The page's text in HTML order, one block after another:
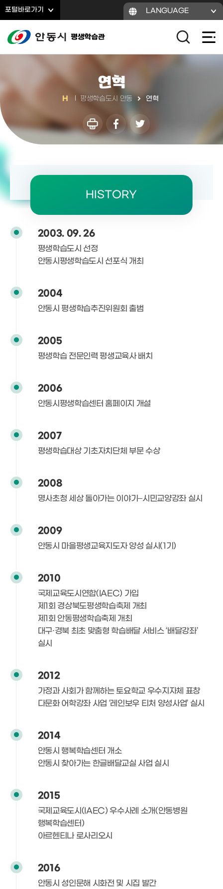
바로가기 메뉴
포털바로가기 LANGUAGE
연혁
평생학습도시 안동 연혁
2003. 09. 26
평생학습도시 선정
안동시평생학습도시 선포식 개최
2004
안동시 평생학습추진위원회 출범
2005
평생학습 전문인력 평생교육사 배치
2006
안동시평생학습센터 홈페이지 개설
2007
평생학습대상 기초자치단체 부문 수상
2008
명사초청 세상 돌아가는 이야기–시민교양강좌 실시
2009
안동시 마을평생교육지도자 양성 실시(1기)
2010
국제교육도시연합(IAEC) 가입
제1회 경상북도평생학습축제 개최
제1회 안동평생학습축제 개최
대구·경북 최초 맞춤형 학습배달 서비스 ‘배달강좌’
실시
2012
가정과 사회가 함께하는 토요학교 우수지자체 표창
다문화 어학강좌 사업 ‘레인보우 티처 양성사업’ 실시
2014
안동시 행복학습센터 개소
안동시 찾아가는 한글배달교실 사업 실시
2015
국제교육도시(IAEC) 우수사례 소개(안동병원
행복학습센터)
아르헨티나 로사리오시
2016
안동시 성인문해 시화전 및 시집 발간